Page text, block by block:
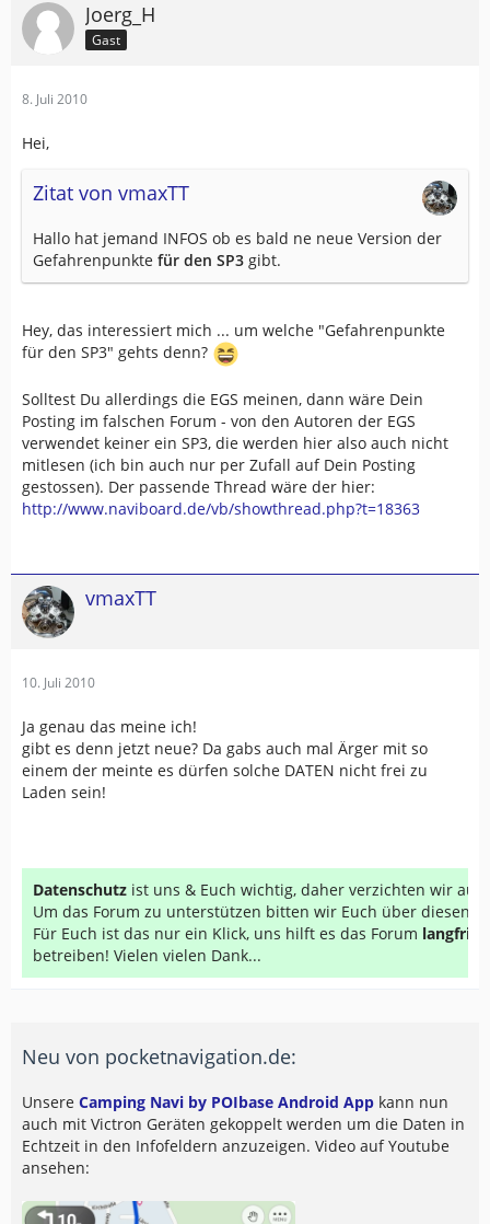
Joerg_H
Gast
8. Juli 2010
Hei,
Zitat von vmaxTT
Hallo hat jemand INFOS ob es bald ne neue Version der
Gefahrenpunkte für den SP3 gibt.
Hey, das interessiert mich ... um welche "Gefahrenpunkte
für den SP3" gehts denn?
Solltest Du allerdings die EGS meinen, dann wäre Dein
Posting im falschen Forum - von den Autoren der EGS
verwendet keiner ein SP3, die werden hier also auch nicht
mitlesen (ich bin auch nur per Zufall auf Dein Posting
gestossen). Der passende Thread wäre der hier:
http://www.naviboard.de/vb/showthread.php?t=18363
vmaxTT
10. Juli 2010
Ja genau das meine ich!
gibt es denn jetzt neue? Da gabs auch mal Ärger mit so
einem der meinte es dürfen solche DATEN nicht frei zu
Laden sein!
Datenschutz ist uns & Euch wichtig, daher verzichten wir auf
Um das Forum zu unterstützen bitten wir Euch über diesen
Für Euch ist das nur ein Klick, uns hilft es das Forum
betreiben! Vielen vielen Dank...
Neu von pocketnavigation.de:
Unsere Camping Navi by POIbase Android App kann nun
auch mit Victron Geräten gekoppelt werden um die Daten in
Echtzeit in den Infofeldern anzuzeigen. Video auf Youtube
ansehen: